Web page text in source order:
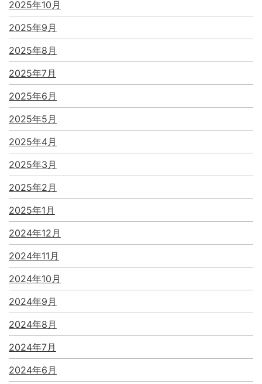
2025年10月
2025年9月
2025年8月
2025年7月
2025年6月
2025年5月
2025年4月
2025年3月
2025年2月
2025年1月
2024年12月
2024年11月
2024年10月
2024年9月
2024年8月
2024年7月
2024年6月